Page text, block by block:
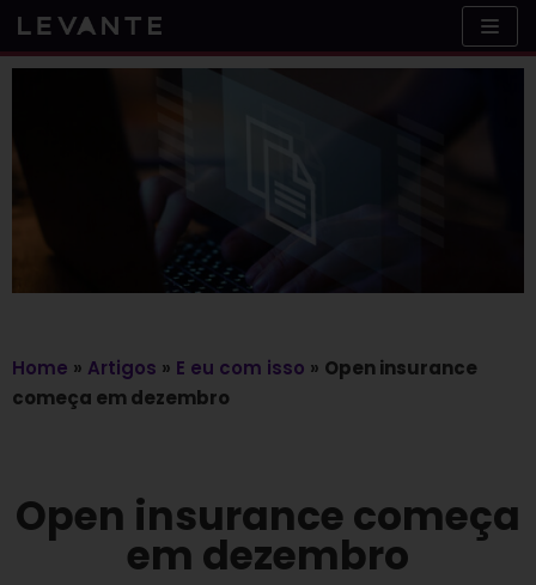
Skip
to
Home » Artigos » E eu com isso » Open insurance
começa em dezembro
Open insurance começa
em dezembro